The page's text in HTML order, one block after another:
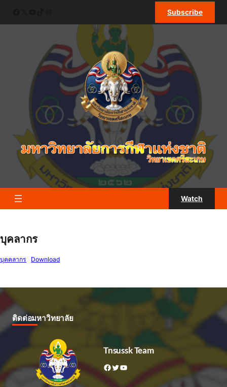
Subscribe
Watch
บุคลากร
บุคคลากร Download
ติดต่อมหาวิทยาลัย
Tnsussk Team
Facebook Twitter YouTube